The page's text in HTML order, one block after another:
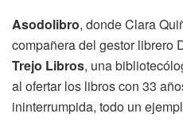
Asodolibro, donde Clara
compañera del gestor librero
Trejo Libros, una
al ofertar los libros con 33
ininterrumpida, todo un